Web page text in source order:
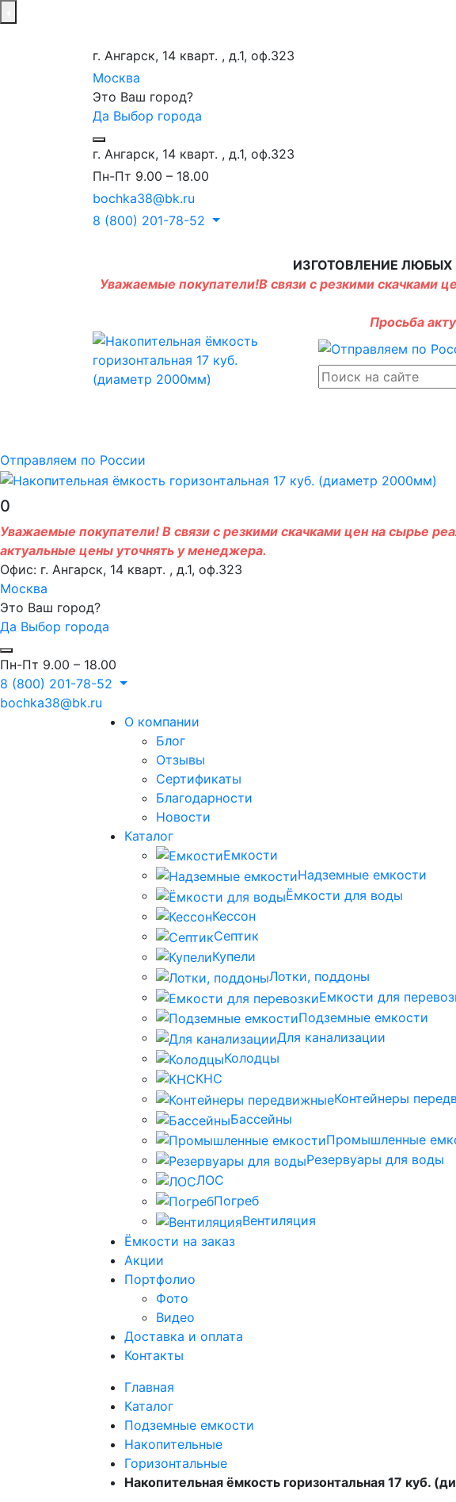
г. Ангарск, 14 кварт. , д.1, оф.323
Москва
Это Ваш город?
Да Выбор города
г. Ангарск, 14 кварт. , д.1, оф.323
Пн-Пт 9.00 – 18.00
bochka38@bk.ru
8 (800) 201-78-52
ИЗГОТОВЛЕНИЕ
Уважаемые покупатели!В связи с резкими скачками
Просьба
Отправляем по России
0
Уважаемые покупатели! В связи с резкими скачками цен на сырье
актуальные цены уточнять у менеджера.
Офис: г. Ангарск, 14 кварт. , д.1, оф.323
Москва
Это Ваш город?
Да Выбор города
Пн-Пт 9.00 – 18.00
8 (800) 201-78-52
bochka38@bk.ru
О компании
Блог
Отзывы
Сертификаты
Благодарности
Новости
Каталог
Емкости
Надземные емкости
Ёмкости для воды
Кессон
Септик
Купели
Лотки, поддоны
Емкости для
Подземные емкости
Для канализации
Колодцы
КНС
Контейнеры
Бассейны
Промышленные
Резервуары для воды
ЛОС
Погреб
Вентиляция
Ёмкости на заказ
Акции
Портфолио
Фото
Видео
Доставка и оплата
Контакты
Главная
Каталог
Подземные емкости
Накопительные
Горизонтальные
Накопительная ёмкость горизонтальная 17 куб.